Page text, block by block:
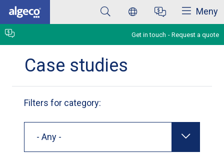
Skip
main
content
Meny
Get in touch Request a quote
Case studies
Filters for category:
- Any -